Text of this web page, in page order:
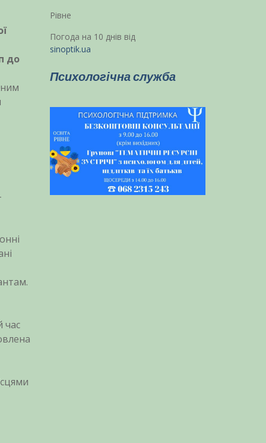
до
час
Рівне
Погода на 10 днів від
sinoptik.ua
Психологічна служба